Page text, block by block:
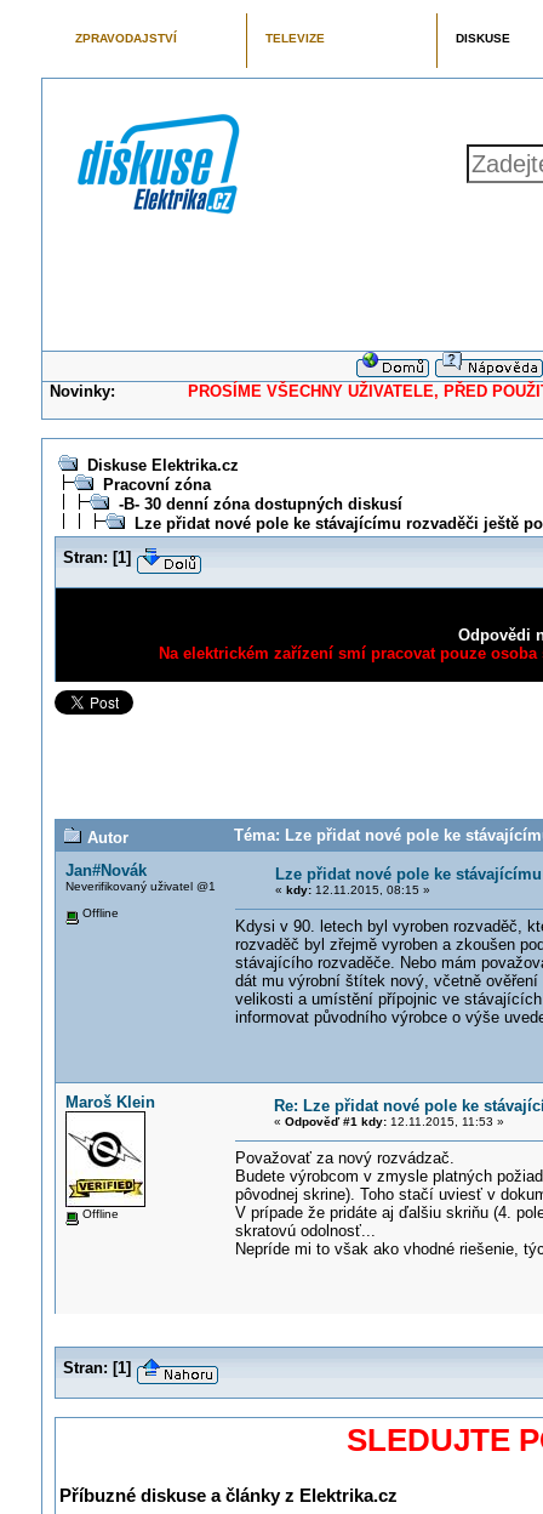
ZPRAVODAJSTVÍ TELEVIZE DISKUSE
Novinky: PROSÍME VŠECHNY UŽIVATELE, PŘED
Diskuse Elektrika.cz
Pracovní zóna
-B- 30 denní zóna dostupných diskusí
Lze přidat nové pole ke stávajícímu rozvaděči ještě
Stran: [1]
Odpovědi
Na elektrickém zařízení smí pracovat pouze
Autor
Téma: Lze přidat nové pole ke
Jan#Novák
Neverifikovaný uživatel @1
Offline
Lze přidat nové pole ke
« kdy:12.11.2015, 08:15 »
Kdysi v 90. letech byl vyroben rozvaděč,
rozvaděč byl zřejmě vyroben a zkoušen
stávajícího rozvaděče. Nebo mám
dát mu výrobní štítek nový, včetně
velikosti a umístění přípojnic ve
informovat původního výrobce o výše
Maroš Klein
Offline
Re: Lze přidat nové pole ke
« Odpověď #1 kdy:12.11.2015, 11:53 »
Považovať za nový rozvádzač.
Budete výrobcom v zmysle platných
pôvodnej skrine). Toho stačí uviesť v
V prípade že pridáte aj ďalšiu skriňu (4.
skratovú odolnosť...
Nepríde mi to však ako vhodné riešenie,
Stran: [1]
SLEDUJTE
Příbuzné diskuse a články z Elektrika.cz